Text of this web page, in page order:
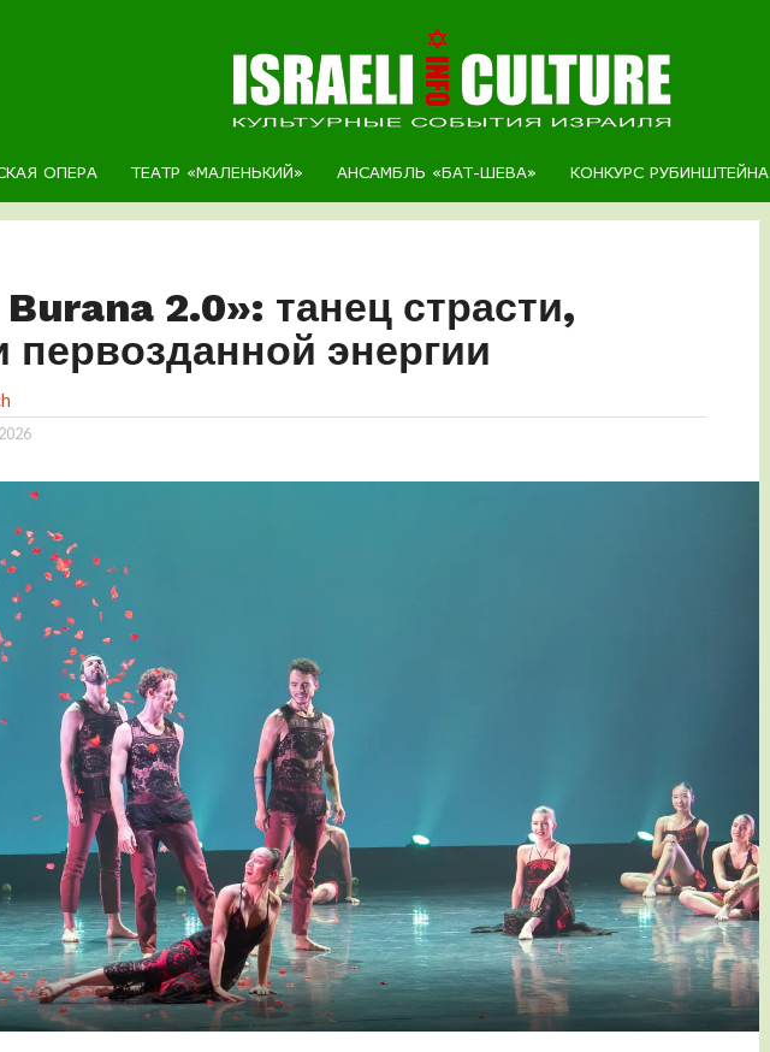
ОПЕРА ТЕАТР «МАЛЕНЬКИЙ» АНСАМБЛЬ «БАТ-ШЕВА» КОНКУРС РУБИНШТЕЙНА
2.0»: танец страсти,
первозданной энергии